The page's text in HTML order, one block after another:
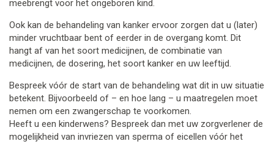
meebrengt voor het ongeboren kind.
Ook kan de behandeling van kanker ervoor zorgen dat u (later)
minder vruchtbaar bent of eerder in de overgang komt. Dit
hangt af van het soort medicijnen, de combinatie van
medicijnen, de dosering, het soort kanker en uw leeftijd.
Bespreek vóór de start van de behandeling wat dit in uw situatie
betekent. Bijvoorbeeld of – en hoe lang – u maatregelen moet
nemen om een zwangerschap te voorkomen.
Heeft u een kinderwens? Bespreek dan met uw zorgverlener de
mogelijkheid van invriezen van sperma of eicellen vóór het